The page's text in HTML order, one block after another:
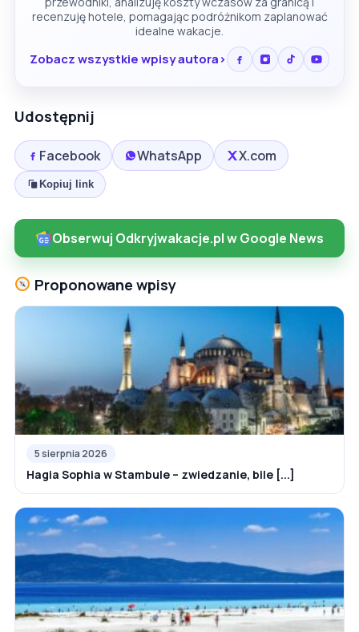
recenzuję hotele, pomagając podróżnikom zaplanować
idealne wakacje.
Zobacz wszystkie wpisy autora
Udostępnij
Facebook WhatsApp X.com
Kopiuj link
Obserwuj Odkryjwakacje.pl w Google News
Proponowane wpisy
5 sierpnia 2026
Hagia Sophia w Stambule – zwiedzanie, bile [...]